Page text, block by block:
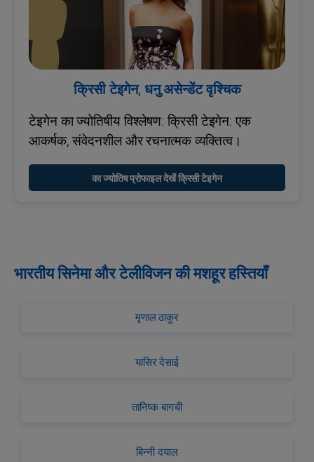
क्रिसी टेइगेन, धनु असेन्डेंट वृश्चिक
टेइगेन का ज्योतिषीय विश्लेषण: क्रिसी टेइगेन: एक
आकर्षक, संवेदनशील और रचनात्मक व्यक्तित्व।
का ज्योतिष प्रोफाइल देखें क्रिसी टेइगेन
भारतीय सिनेमा और टेलीविजन की मशहूर हस्तियाँ
मृणाल ठाकुर
यासिर देसाई
तानिष्क बागची
बिन्नी दयाल